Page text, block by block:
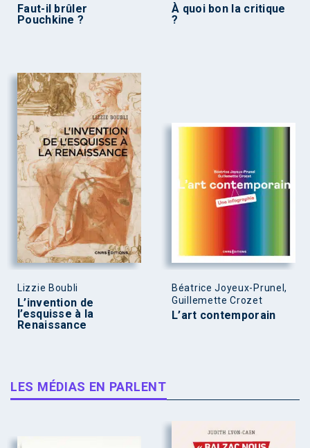
Faut-il brûler
Pouchkine ?
À quoi bon la critique
?
Lizzie Boubli
L’invention de
l’esquisse à la
Renaissance
Béatrice Joyeux-Prunel,
Guillemette Crozet
L’art contemporain
LES MÉDIAS EN PARLENT